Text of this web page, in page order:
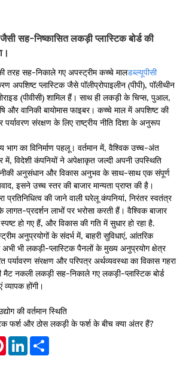
सह-निष्कासित लकड़ी प्लास्टिक बोर्ड की
तरह सह-निकाले गए अपस्ट्रीम कच्चे मालडब्ल्यूपीसी
अपशिष्ट प्लास्टिक जैसे पॉलीप्रोपाइलीन (पीपी), पॉलीथीन
(पीवीसी) शामिल हैं। साथ ही लकड़ी के चिप्स, पुआल,
वानिकी बायोमास फाइबर। कच्चे माल में अपशिष्ट की
संरक्षण के लिए राष्ट्रीय नीति दिशा के अनुरूप
का विनिर्माण पहलू। वर्तमान में, वैश्विक उच्च-अंत
में, विदेशी कंपनियों ने अपेक्षाकृत जल्दी अपनी उपस्थिति
अनुसंधान और विकास अनुभव के साथ-साथ एक संपूर्ण
इसने उच्च स्तर की बाजार मान्यता प्राप्त की है।
प्रतिनिधित्व की जाने वाली घरेलू कंपनियां, निरंतर स्वतंत्र
प्रदर्शन लाभों पर भरोसा करती हैं। वैश्विक बाजार
स्पष्ट हो गए हैं, और विकास की गति में सुधार हो रहा है.
अनुप्रयोगों के संदर्भ में, बाहरी सुविधाएं, आंतरिक
अभी भी लकड़ी-प्लास्टिक पैनलों के मुख्य अनुप्रयोग क्षेत्र
संरक्षण और परिपत्र अर्थव्यवस्था का विकास गहरा
मैट नकली लकड़ी सह-निकाले गए लकड़ी-प्लास्टिक बोर्ड
होंगी।
की वर्तमान स्थिति
फर्श और ठोस लकड़ी के फर्श के बीच क्या अंतर हैं?
PinterestLinkedIn